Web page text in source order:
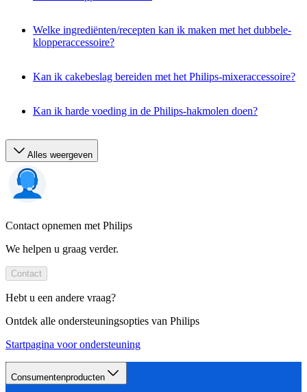
Welke ingrediënten/recepten kan ik maken met het dubbele-
klopperaccessoire?
Kan ik cakebeslag bereiden met het Philips-mixeraccessoire?
Kan ik harde voeding in de Philips-hakmolen doen?
Alles weergeven
Contact opnemen met Philips
We helpen u graag verder.
Contact
Hebt u een andere vraag?
Ontdek alle ondersteuningsopties van Philips
Startpagina voor ondersteuning
Consumentenproducten